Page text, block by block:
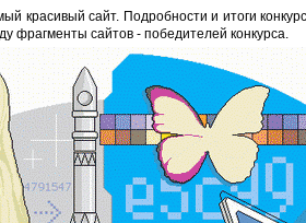
красивый сайт. Подробности и итоги
фрагменты сайтов - победителей конкурса.